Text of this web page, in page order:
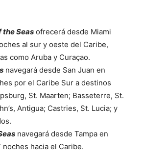
the Seas ofrecerá desde Miami
al sur y oeste del Caribe,
como Aruba y Curaçao.
navegará desde San Juan en
por el Caribe Sur a destinos
St. Maarten; Basseterre, St.
Antigua; Castries, St. Lucia; y
navegará desde Tampa en
hacia el Caribe.